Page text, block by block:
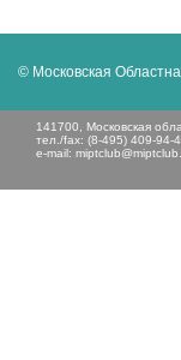
© Московская
141700, Московская
тел./fax: (8-495) 409-94-
e-mail: